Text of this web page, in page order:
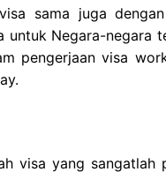
sama juga
untuk Negara-negara
pengerjaan visa
visa yang